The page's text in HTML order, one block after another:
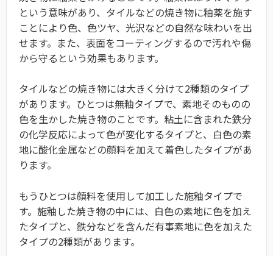
という意味があり、タイルなどの焼き物に釉薬を施す
ことにより色、色ツヤ、光沢などの自然な味わいを出
せます。また、表面をコーティングするので汚れや傷
から守るという効果もあります。
タイルなどの焼き物には大きく分けて2種類のタイプ
があります。ひとつは無釉タイプで、素地そのものの
色を生かした焼き物のことです。粘土に含まれた鉄分
の化学反応によって色が変化するタイプと、白色の素
地に酸化金属などの顔料を加えて着色したタイプがあ
ります。
もうひとつは顔料を使用して加工した施釉タイプで
す。施釉した焼き物の中には、白色の素地に色を加え
たタイプと、鉄分などを含んだ有事素地に色を加えた
タイプの2種類があります。